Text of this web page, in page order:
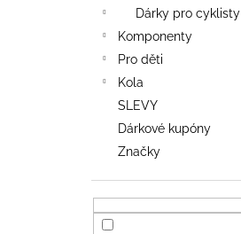
Dárky pro cyklisty
Komponenty
Pro děti
Kola
SLEVY
Dárkové kupóny
Značky